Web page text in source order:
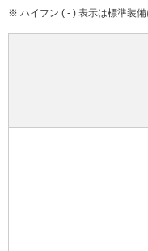
※ ハイフン ( - ) 表示は標準装備